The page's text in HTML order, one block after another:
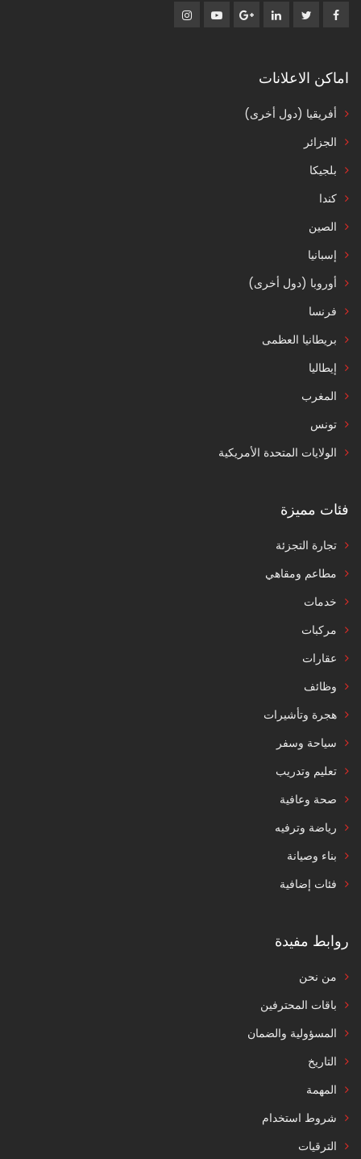
اماكن الاعلانات
أفريقيا (دول أخرى)
الجزائر
بلجيكا
كندا
الصين
إسبانيا
أوروبا (دول أخرى)
فرنسا
بريطانيا العظمى
إيطاليا
المغرب
تونس
الولايات المتحدة الأمريكية
فئات مميزة
تجارة التجزئة
مطاعم ومقاهي
خدمات
مركبات
عقارات
وظائف
هجرة وتأشيرات
سياحة وسفر
تعليم وتدريب
صحة وعافية
رياضة وترفيه
بناء وصيانة
فئات إضافية
روابط مفيدة
من نحن
باقات المحترفين
المسؤولية والضمان
التاريخ
المهمة
شروط استخدام
الترقيات